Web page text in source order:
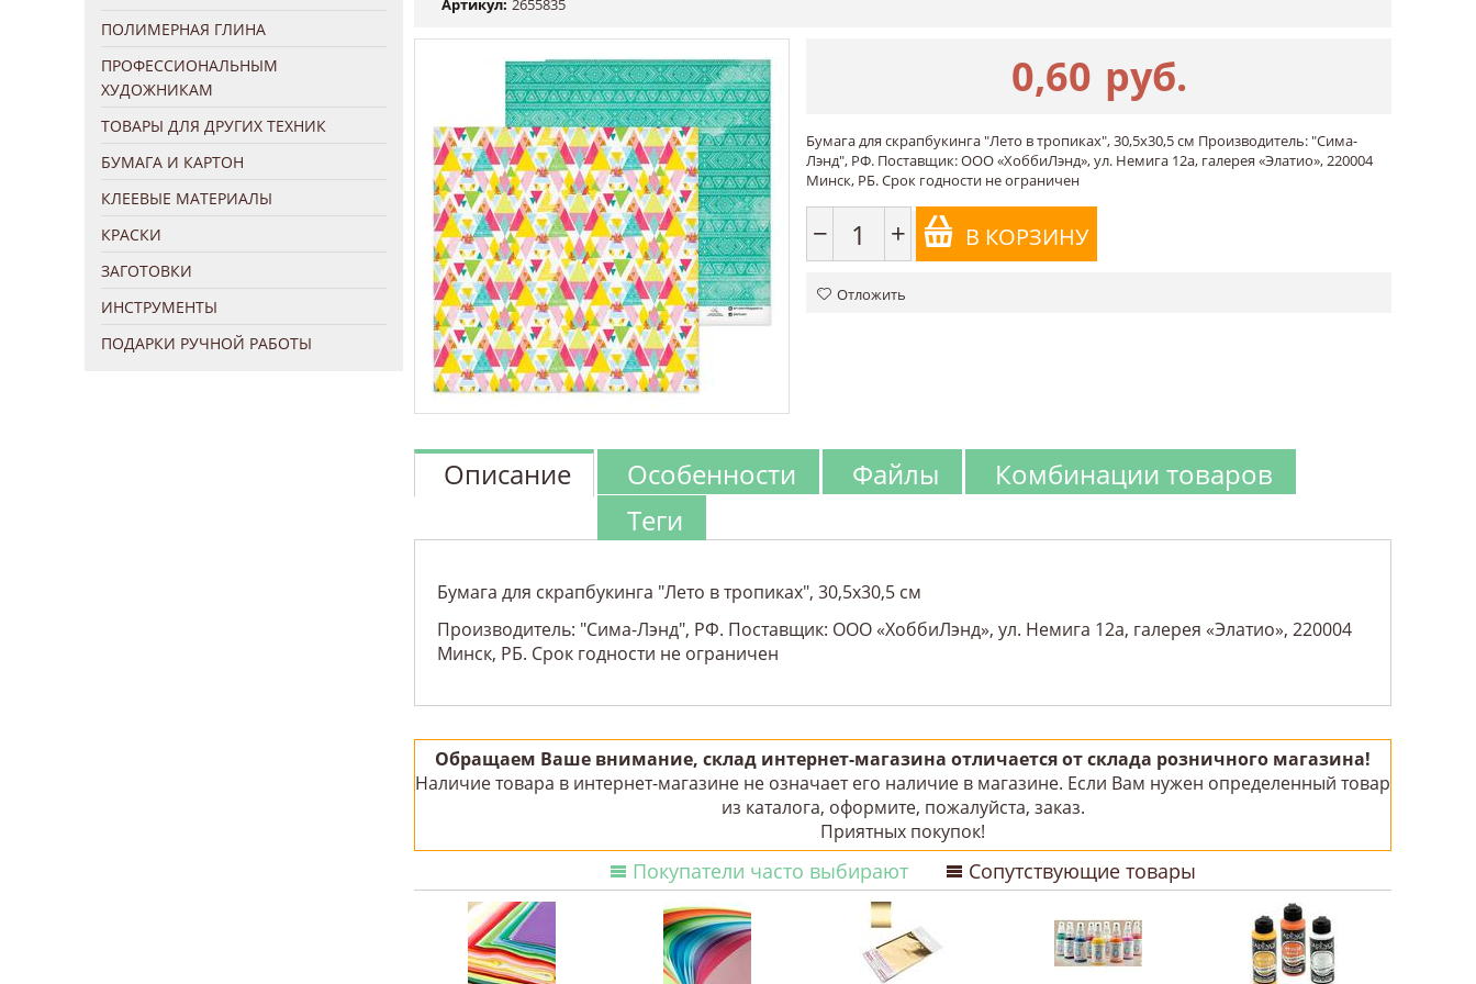
ПОЛИМЕРНАЯ ГЛИНА
ПРОФЕССИОНАЛЬНЫМ
ХУДОЖНИКАМ
ТОВАРЫ ДЛЯ ДРУГИХ ТЕХНИК
БУМАГА И КАРТОН
КЛЕЕВЫЕ МАТЕРИАЛЫ
КРАСКИ
ЗАГОТОВКИ
ИНСТРУМЕНТЫ
ПОДАРКИ РУЧНОЙ РАБОТЫ
0,60 руб.
Бумага для скрапбукинга "Лето в тропиках", 30,5х30,5 см Производитель: "Сима-
Лэнд", РФ. Поставщик: ООО «ХоббиЛэнд», ул. Немига 12а, галерея «Элатио», 220004
Минск, РБ. Срок годности не ограничен
− + В КОРЗИНУ
Отложить
Описание Особенности Файлы
Комбинации товаров
Теги
Бумага для скрапбукинга "Лето в тропиках", 30,5х30,5 см
Производитель: "Сима-Лэнд", РФ. Поставщик: ООО «ХоббиЛэнд», ул. Немига 12а, галерея «Элатио», 220004
Минск, РБ. Срок годности не ограничен
Обращаем Ваше внимание, склад интернет-магазина отличается от склада розничного магазина!
Наличие товара в интернет-магазине не означает его наличие в магазине. Если Вам нужен определенный товар
из каталога, оформите, пожалуйста, заказ.
Приятных покупок!
Покупатели часто выбирают Сопутствующие товары